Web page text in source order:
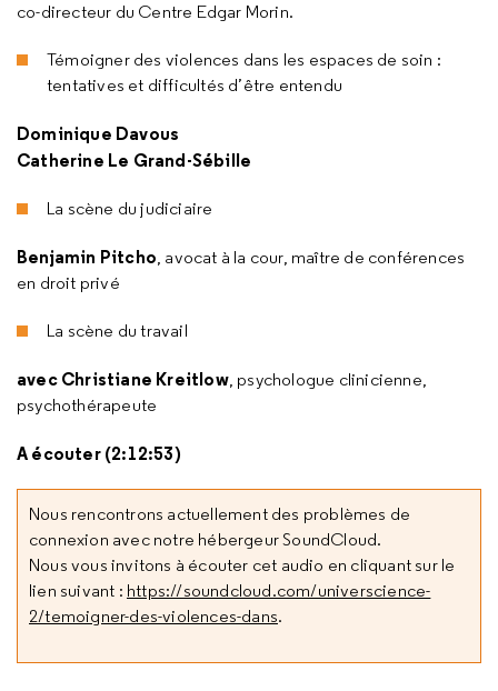
co-directeur du Centre Edgar Morin.
Témoigner des violences dans les espaces de soin :
tentatives et difficultés d’être entendu
Dominique Davous
Catherine Le Grand-Sébille
La scène du judiciaire
Benjamin Pitcho, avocat à la cour, maître de conférences
en droit privé
La scène du travail
avec Christiane Kreitlow, psychologue clinicienne,
psychothérapeute
A écouter (2:12:53)
Nous rencontrons actuellement des problèmes de
connexion avec notre hébergeur SoundCloud.
Nous vous invitons à écouter cet audio en cliquant sur le
lien suivant : https://soundcloud.com/universcience-
2/temoigner-des-violences-dans.